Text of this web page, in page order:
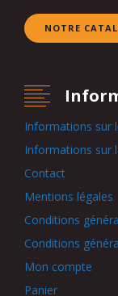
NOTRE
Informations sur
Informations sur
Contact
Mentions légales
Conditions
Conditions
Mon compte
Panier